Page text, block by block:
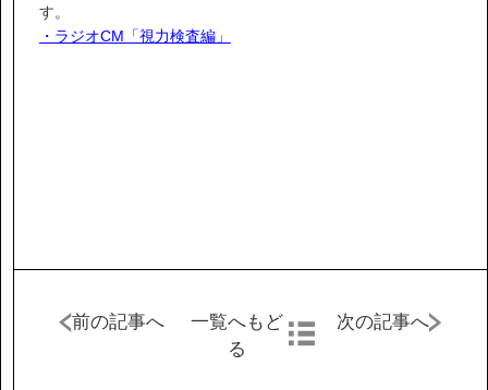
営業カタログダウンロード
す。
・ラジオCM「視力検査編」
前の記事へ
一覧へもど
る
次の記事へ